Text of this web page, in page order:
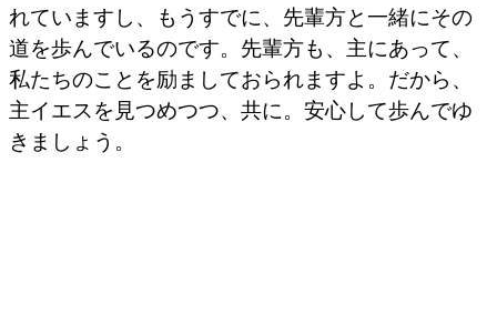
れていますし、もうすでに、先輩方と一緒にその
道を歩んでいるのです。先輩方も、主にあって、
私たちのことを励ましておられますよ。だから、
主イエスを見つめつつ、共に。安心して歩んでゆ
きましょう。